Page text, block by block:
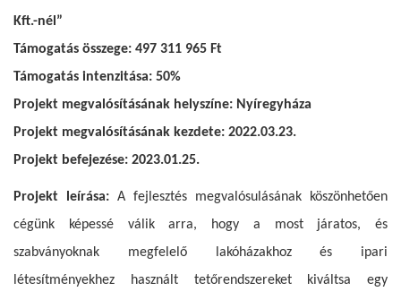
Kft.-nél”
Támogatás összege: 497 311 965 Ft
Támogatás intenzitása: 50%
Projekt megvalósításának helyszíne: Nyíregyháza
Projekt megvalósításának kezdete: 2022.03.23.
Projekt befejezése: 2023.01.25.
Projekt leírása: A fejlesztés megvalósulásának köszönhetően
cégünk képessé válik arra, hogy a most járatos, és
szabványoknak megfelelő lakóházakhoz és ipari
létesítményekhez használt tetőrendszereket kiváltsa egy